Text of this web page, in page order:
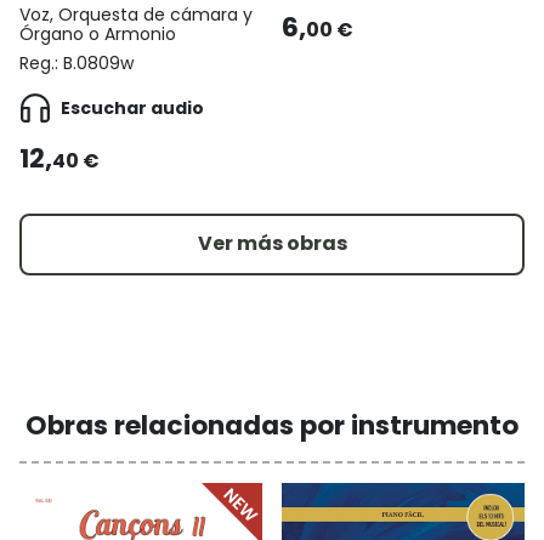
Voz, Orquesta de cámara y
Órgano o Armonio
Reg.: B.0809w
Escuchar audio
12,40 €
6,00 €
Ver más obras
Obras relacionadas por instrumento